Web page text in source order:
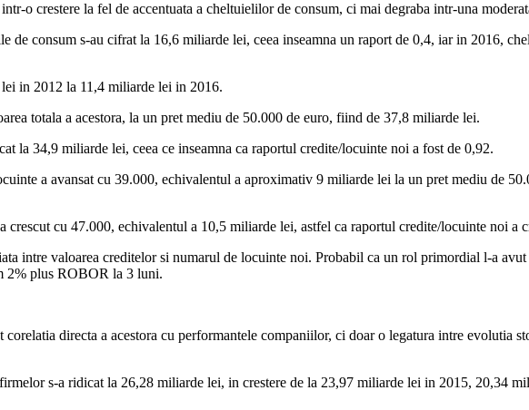
o crestere la fel de accentuata a cheltuielilor de consum, ci mai degraba intr-una
consum s-au cifrat la 16,6 miliarde lei, ceea inseamna un raport de 0,4, iar in 2016,
in 2012 la 11,4 miliarde lei in 2016.
totala a acestora, la un pret mediu de 50.000 de euro, fiind de 37,8 miliarde lei.
la 34,9 miliarde lei, ceea ce inseamna ca raportul credite/locuinte noi a fost de 0,92.
a avansat cu 39.000, echivalentul a aproximativ 9 miliarde lei la un pret mediu de
cu 47.000, echivalentul a 10,5 miliarde lei, astfel ca raportul credite/locuinte noi a
intre valoarea creditelor si numarul de locuinte noi. Probabil ca un rol primordial l-a
2% plus ROBOR la 3 luni.
directa a acestora cu performantele companiilor, ci doar o legatura intre evolutia
s-a ridicat la 26,28 miliarde lei, in crestere de la 23,97 miliarde lei in 2015, 20,34